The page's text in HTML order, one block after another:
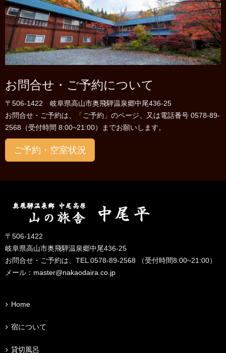
お問合せ・ご予約について
〒506-1422 岐阜県高山市奥飛騨温泉郷中尾436-25
お問合せ・ご予約は、「ご予約」のページ、又は電話番号 0578-89-
2568（受付時間 8:00~21:00）までお願いします。
ご予約・空室状況
〒506-1422
岐阜県高山市奥飛騨温泉郷中尾436-25
お問合せ・ご予約は、TEL 0578-89-2568 （受付時間8:00~21:00）
メール： master@nakaodaira.co.jp
Home
宿について
貸切風呂